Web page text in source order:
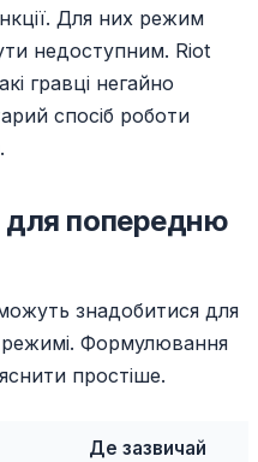
Для них режим
недоступним. Riot
гравці негайно
спосіб роботи
для попередню
знадобитися для
Формулювання
простіше.
Де зазвичай